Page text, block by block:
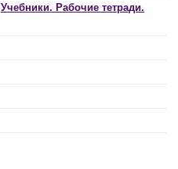
Учебники. Рабочие тетради.